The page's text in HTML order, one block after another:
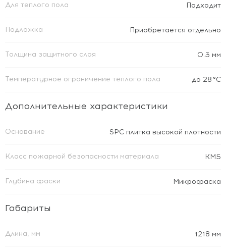
Для теплого пола Подходит
Подложка Приобретается отдельно
Толщина защитного слоя 0.3 мм
Температурное ограничение тёплого пола до 28 °C
Дополнительные характеристики
Основание SPC плитка высокой плотности
Класс пожарной безопасности материала КМ5
Глубина фаски Микрофаска
Габариты
Длина, мм 1218 мм